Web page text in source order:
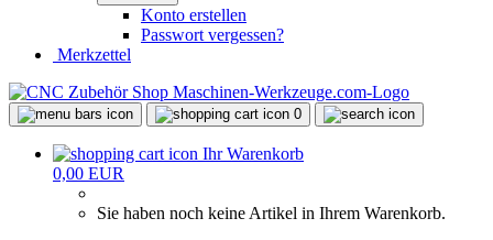
Konto erstellen
Passwort vergessen?
Merkzettel
0
Ihr Warenkorb
0,00 EUR
Sie haben noch keine Artikel in Ihrem Warenkorb.